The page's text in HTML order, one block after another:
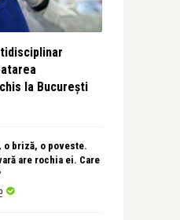
la București
o briză, o poveste.
are rochia ei. Care